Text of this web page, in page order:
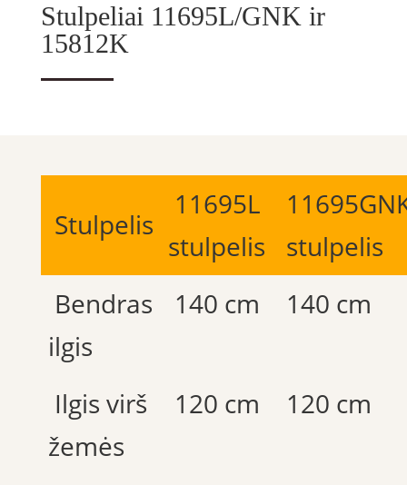
Stulpeliai 11695L/GNK ir
15812K
Stulpelis
11695L
stulpelis
stulpelis
Bendras
ilgis
140 cm 140 cm
Ilgis virš
žemės
120 cm 120 cm